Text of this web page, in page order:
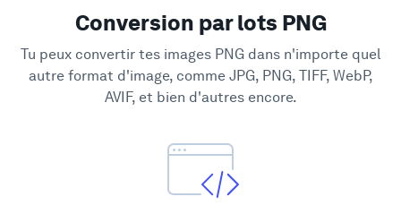
Conversion par lots PNG
Tu peux convertir tes images PNG dans n'importe quel
autre format d'image, comme JPG, PNG, TIFF, WebP,
AVIF, et bien d'autres encore.